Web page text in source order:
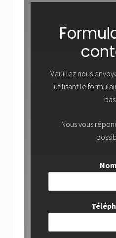
Veuillez nous
utilisant le
bas.
Nous vous
Nom